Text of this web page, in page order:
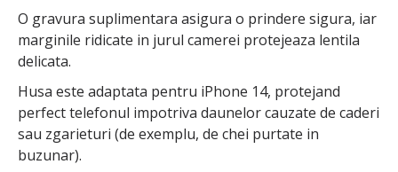
O gravura suplimentara asigura o prindere sigura, iar
marginile ridicate in jurul camerei protejeaza lentila
delicata.
Husa este adaptata pentru iPhone 14, protejand
perfect telefonul impotriva daunelor cauzate de caderi
sau zgarieturi (de exemplu, de chei purtate in
buzunar).